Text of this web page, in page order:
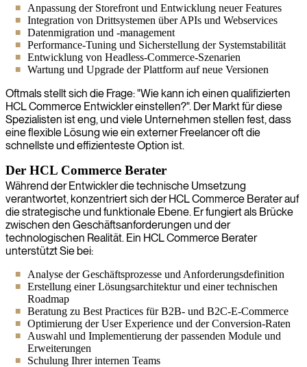
Anpassung der Storefront und Entwicklung neuer Features
Integration von Drittsystemen über APIs und Webservices
Datenmigration und -management
Performance-Tuning und Sicherstellung der Systemstabilität
Entwicklung von Headless-Commerce-Szenarien
Wartung und Upgrade der Plattform auf neue Versionen
Oftmals stellt sich die Frage: "Wie kann ich einen qualifizierten
HCL Commerce Entwickler einstellen?". Der Markt für diese
Spezialisten ist eng, und viele Unternehmen stellen fest, dass
eine flexible Lösung wie ein externer Freelancer oft die
schnellste und effizienteste Option ist.
Der HCL Commerce Berater
Während der Entwickler die technische Umsetzung
verantwortet, konzentriert sich der HCL Commerce Berater auf
die strategische und funktionale Ebene. Er fungiert als Brücke
zwischen den Geschäftsanforderungen und der
technologischen Realität. Ein HCL Commerce Berater
unterstützt Sie bei:
Analyse der Geschäftsprozesse und Anforderungsdefinition
Erstellung einer Lösungsarchitektur und einer technischen
Roadmap
Beratung zu Best Practices für B2B- und B2C-E-Commerce
Optimierung der User Experience und der Conversion-Raten
Auswahl und Implementierung der passenden Module und
Erweiterungen
Schulung Ihrer internen Teams